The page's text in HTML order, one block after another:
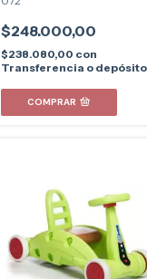
$248.000,00
$238.080,00 con
Transferencia o depósito
COMPRAR